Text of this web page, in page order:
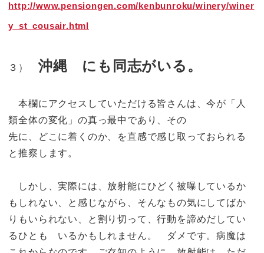
http://www.pensiongen.com/kenbunroku/winery/winer
y_st_cousair.html
３） 沖縄 にも同志がいる。
本欄にアクセスしていただける皆さんは、今が「人
類全体の変化」の真っ最中であり、その
先に、どこに着くのか、を直感で感じ取っておられる
と推察します。
しかし、実際には、放射能にひどく被曝しているか
もしれない、と感じながら、そんなもの気にしてばか
りもいられない、と割り切って、行動を諦めだしてい
るひとも いるかもしれません。 ダメです。病魔は